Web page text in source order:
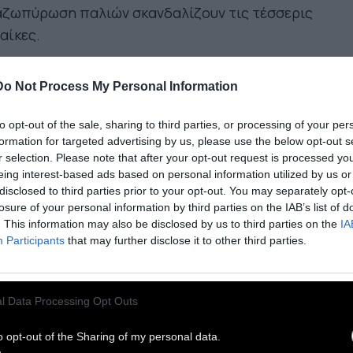
Not Process My Personal Information
opt-out of the sale, sharing to third parties, or processing of your
for targeted advertising by us, please use the below opt-out
selection. Please note that after your opt-out request is processed
interest-based ads based on personal information utilized by us
to third parties prior to your opt-out. You may separately
of your personal information by third parties on the IAB’s list of
This information may also be disclosed by us to third parties on the
Participants that may further disclose it to other third parties.
Data Processing Opt Outs
opt-out of the Sharing of my personal data.
παλιών σκανδαλίζουν τις τέσσερις
συνάντηση 4 σπουδαίων
της Νταϊαν Κίτον, της Κάντις Μπέργκεν
της Μέρι Στίνμπεργκεν , είναι κι ο
λόγος για να δει κανείς αυτήν την
φασόν, που αντιγράφει γνωστά μοτίβα των
της Νάνσι Μέγιερς, τύπου, Κάλιο Αργά Παρά
(2003) και Είναι Περίπλοκο (2009), με μια
Καθώς όμως το καλοκαίρι, το - κατά βάση
- κοινό του κινηματογράφου στην Ελλάδα,
η θέασή της μοιάζει ιδανική, αν όχι κι